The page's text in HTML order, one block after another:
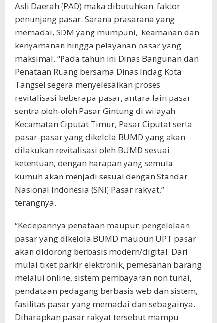
Asli Daerah (PAD) maka dibutuhkan faktor
penunjang pasar. Sarana prasarana yang
memadai, SDM yang mumpuni, keamanan dan
kenyamanan hingga pelayanan pasar yang
maksimal. “Pada tahun ini Dinas Bangunan dan
Penataan Ruang bersama Dinas Indag Kota
Tangsel segera menyelesaikan proses
revitalisasi beberapa pasar, antara lain pasar
sentra oleh-oleh Pasar Gintung di wilayah
Kecamatan Ciputat Timur, Pasar Ciputat serta
pasar-pasar yang dikelola BUMD yang akan
dilakukan revitalisasi oleh BUMD sesuai
ketentuan, dengan harapan yang semula
kumuh akan menjadi sesuai dengan Standar
Nasional Indonesia (SNI) Pasar rakyat,”
terangnya.
“Kedepannya penataan maupun pengelolaan
pasar yang dikelola BUMD maupun UPT pasar
akan didorong berbasis modern/digital. Dari
mulai tiket parkir elektronik, pemesanan barang
melalui online, sistem pembayaran non tunai,
pendataan pedagang berbasis web dan sistem,
fasilitas pasar yang memadai dan sebagainya.
Diharapkan pasar rakyat tersebut mampu